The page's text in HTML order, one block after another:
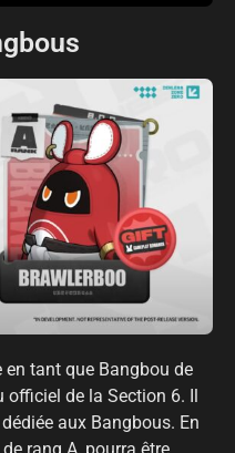
en tant que Bangbou de
officiel de la Section 6. Il
aux Bangbous. En